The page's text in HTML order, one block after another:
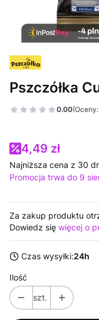
Pszczółka
0.00
4,49 zł
Najniższa cena z 30
Promocja trwa do 9
Za zakup produktu
Dowiedz się więcej o
Czas wysyłki:24h
Ilość
szt.